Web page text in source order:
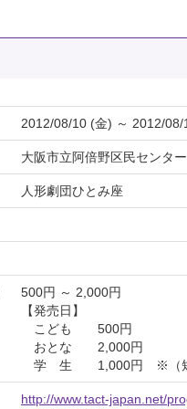
2012/08/10 (金) ～ 2012/08/
大阪市立阿倍野区民センター
人形劇団ひとみ座
500円 ～ 2,000円
【発売日】
こども 500円
おとな 2,000円
学 生 1,000円 ※（短大
http://www.tact-japan.net/